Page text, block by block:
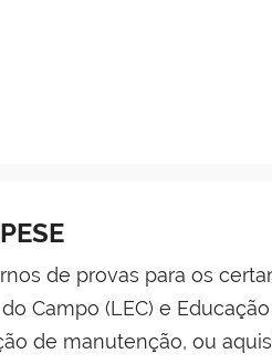
de provas para os
Campo (LEC) e
de manutenção, ou